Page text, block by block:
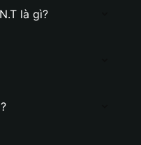
là gì?